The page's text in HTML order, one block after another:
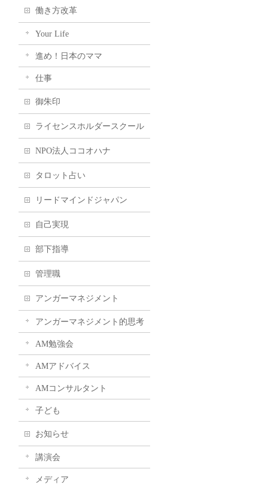
働き方改革
Your Life
進め！日本のママ
仕事
御朱印
ライセンスホルダースクール
NPO法人ココオハナ
タロット占い
リードマインドジャパン
自己実現
部下指導
管理職
アンガーマネジメント
アンガーマネジメント的思考
AM勉強会
AMアドバイス
AMコンサルタント
子ども
お知らせ
講演会
メディア